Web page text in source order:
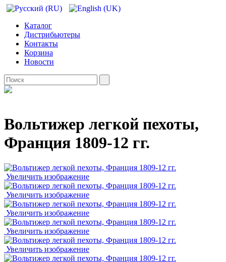
Каталог
Дистрибьютеры
Контакты
Корзина
Новости
Вольтижер легкой пехоты,
Франция 1809-12 гг.
Увеличить изображение
Увеличить изображение
Увеличить изображение
Увеличить изображение
Увеличить изображение